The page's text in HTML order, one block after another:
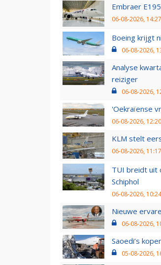
Embraer
06-08-2026, 14:27
Boeing krijgt
06-08-2026,
Analyse
reiziger
06-08-2026,
'Oekraïense
06-08-2026, 12:20
KLM stelt
06-08-2026, 11:17
TUI breidt uit
Schiphol
06-08-2026, 10:24
Nieuwe
06-08-2026,
Saoedi’s
05-08-2026,